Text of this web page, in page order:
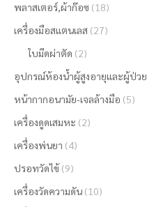
พลาสเตอร์,ผ้าก๊อซ (18)
เครื่องมือสแตนเลส (27)
ใบมีดผ่าตัด (2)
อุปกรณ์ห้องน้ำผู้สูงอายุและผู้ป่วย
หน้ากากอนามัย-เจลล้างมือ (5)
เครื่องดูดเสมหะ (2)
เครื่องพ่นยา (4)
ปรอทวัดไข้ (9)
เครื่องวัดความดัน (10)